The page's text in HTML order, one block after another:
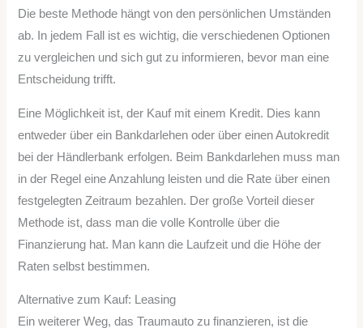
Die beste Methode hängt von den persönlichen Umständen
ab. In jedem Fall ist es wichtig, die verschiedenen Optionen
zu vergleichen und sich gut zu informieren, bevor man eine
Entscheidung trifft.
Eine Möglichkeit ist, der Kauf mit einem Kredit. Dies kann
entweder über ein Bankdarlehen oder über einen Autokredit
bei der Händlerbank erfolgen. Beim Bankdarlehen muss man
in der Regel eine Anzahlung leisten und die Rate über einen
festgelegten Zeitraum bezahlen. Der große Vorteil dieser
Methode ist, dass man die volle Kontrolle über die
Finanzierung hat. Man kann die Laufzeit und die Höhe der
Raten selbst bestimmen.
Alternative zum Kauf: Leasing
Ein weiterer Weg, das Traumauto zu finanzieren, ist die